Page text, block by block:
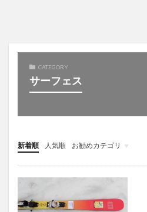
CATEGORY
サーフェス
新着順 人気順 お勧めカテゴリ
Uncategorized